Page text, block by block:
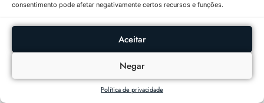
consentimento pode afetar negativamente certos recursos e funções.
Aceitar
Negar
Política de privacidade
Outras Publicações
Ações Com Maiores
Altas E Baixas No